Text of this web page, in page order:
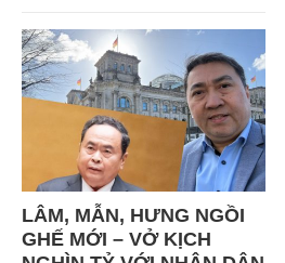
LÂM, MẪN, HƯNG NGỒI
GHẾ MỚI – VỞ KỊCH